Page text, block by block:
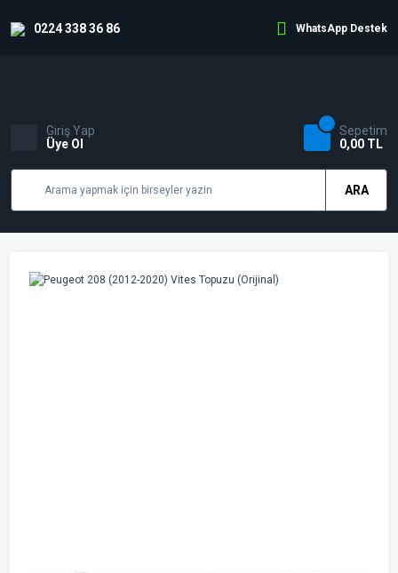
0224 338 36 86 WhatsApp Destek
ARA
Giriş Yap
Üye Ol
Sepetim
0,00 TL